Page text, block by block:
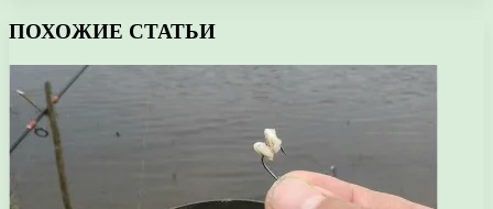
ПОХОЖИЕ СТАТЬИ